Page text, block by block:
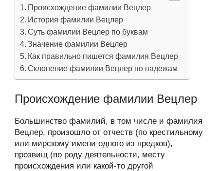
Происхождение фамилии Вецлер
История фамилии Вецлер
Суть фамилии Вецлер по буквам
Значение фамилии Вецлер
Как правильно пишется фамилия Вецлер
Склонение фамилии Вецлер по падежам
Происхождение фамилии Вецлер
Большинство фамилий, в том числе и фамилия
Вецлер, произошло от отчеств (по крестильному
или мирскому имени одного из предков),
прозвищ (по роду деятельности, месту
происхождения или какой-то другой